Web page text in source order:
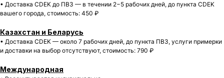
• Доставка CDEK до ПВЗ — в течении 2−5 рабочих дней, до пункта CDEK
вашего города, cтоимость: 450 ₽
Казахстан и Беларусь
• Доставка CDEK — около 7 рабочих дней, до пункта ПВЗ, услуги примерки
и доставки на выбор отсутствуют, cтоимость: 790 ₽
Международная
Истории, которые мы носим «в кармане»